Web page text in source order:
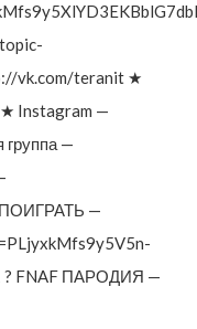
vk.com/teranit ★
Instagram —
—
—
? FNAF ПАРОДИЯ —